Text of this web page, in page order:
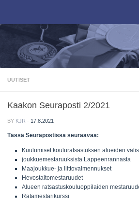
UUTISET
Kaakon Seuraposti 2/2021
BY KJR · 17.8.2021
Tässä Seurapostissa seuraavaa:
Kuulumiset kouluratsastuksen alueiden
joukkuemestaruuksista Lappeenrannasta
Maajoukkue- ja liittovalmennukset
Hevostaitomestaruudet
Alueen ratsastuskouluoppilaiden
Ratamestarikurssi